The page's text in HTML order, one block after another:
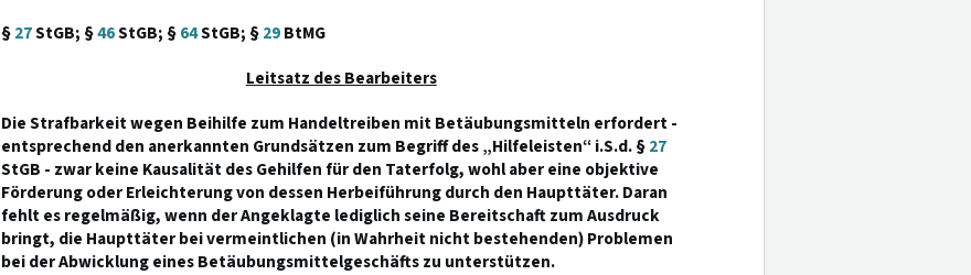
§27StGB; §46StGB; §64StGB; §29BtMG
Leitsatz des Bearbeiters
Die Strafbarkeit wegen Beihilfe zum Handeltreiben mit Betäubungsmitteln erfordert -
entsprechend den anerkannten Grundsätzen zum Begriff des „Hilfeleisten“ i.S.d. §27
StGB - zwar keine Kausalität des Gehilfen für den Taterfolg, wohl aber eine objektive
Förderung oder Erleichterung von dessen Herbeiführung durch den Haupttäter. Daran
fehlt es regelmäßig, wenn der Angeklagte lediglich seine Bereitschaft zum Ausdruck
bringt, die Haupttäter bei vermeintlichen (in Wahrheit nicht bestehenden) Problemen
bei der Abwicklung eines Betäubungsmittelgeschäfts zu unterstützen.